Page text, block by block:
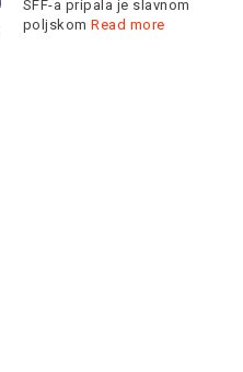
SFF-a pripala je slavnom
poljskom Read more